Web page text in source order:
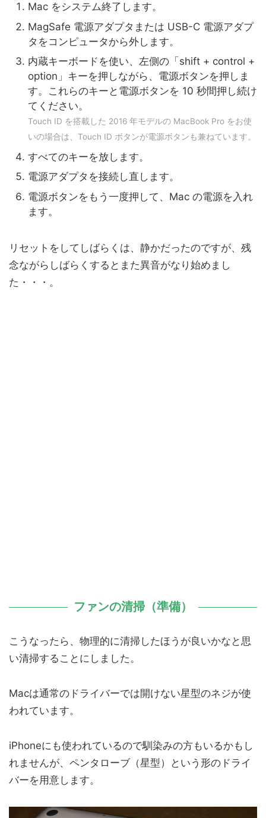
Mac をシステム終了します。
MagSafe 電源アダプタまたは USB-C 電源アダプ
タをコンピュータから外します。
内蔵キーボードを使い、左側の「shift + control +
option」キーを押しながら、電源ボタンを押しま
す。これらのキーと電源ボタンを 10 秒間押し続け
てください。
Touch ID を搭載した 2016 年モデルの MacBook Pro をお使
いの場合は、Touch ID ボタンが電源ボタンも兼ねています。
すべてのキーを放します。
電源アダプタを接続し直します。
電源ボタンをもう一度押して、Mac の電源を入れ
ます。
リセットをしてしばらくは、静かだったのですが、残
念ながらしばらくするとまた異音がなり始めまし
た・・・。
ファンの清掃（準備）
こうなったら、物理的に清掃したほうが良いかなと思
い清掃することにしました。
Macは通常のドライバーでは開けない星型のネジが使
われています。
iPhoneにも使われているので馴染みの方もいるかもし
れませんが、ペンタローブ（星型）という形のドライ
バーを用意します。